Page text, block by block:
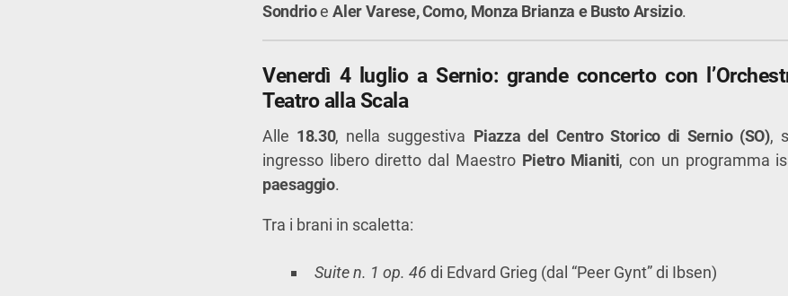
SondrioeAler Varese, Como, Monza Brianza e Busto Arsizio.
Venerdì 4 luglio a Sernio: grande concerto con
Teatro alla Scala
Alle 18.30, nella suggestiva Piazza del Centro Storico di Sernio (SO),
ingresso libero diretto dal Maestro Pietro Mianiti, con un programma
paesaggio.
Tra i brani in scaletta:
Suite n. 1 op. 46 di Edvard Grieg (dal “Peer Gynt” di Ibsen)